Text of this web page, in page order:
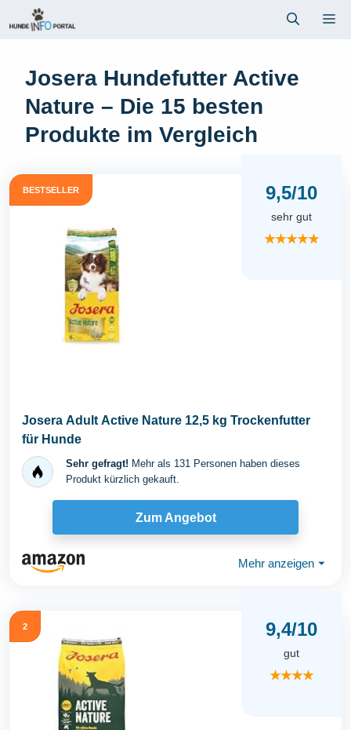
Inhalt
Josera Hundefutter Active
Nature – Die 15 besten
Produkte im Vergleich
BESTSELLER 9,5/10
sehr gut
★★★★★
Josera Adult Active Nature 12,5 kg Trockenfutter
für Hunde
Sehr gefragt! Mehr als 131 Personen haben dieses
Produkt kürzlich gekauft.
Zum Angebot
Mehr anzeigen ⏷
2 9,4/10
gut
★★★★